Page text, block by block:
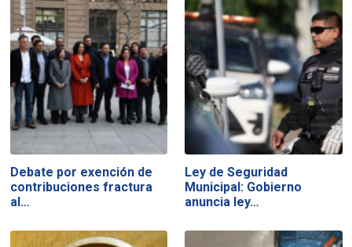
Debate por exención de
contribuciones fractura
al…
Ley de Seguridad
Municipal: Gobierno
anuncia ley…